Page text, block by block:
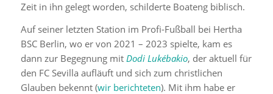
Zeit in ihn gelegt worden, schilderte Boateng biblisch.
Auf seiner letzten Station im Profi-Fußball bei Hertha
BSC Berlin, wo er von 2021 – 2023 spielte, kam es
dann zur Begegnung mit Dodi Lukébakio, der aktuell für
den FC Sevilla aufläuft und sich zum christlichen
Glauben bekennt (wir berichteten). Mit ihm habe er